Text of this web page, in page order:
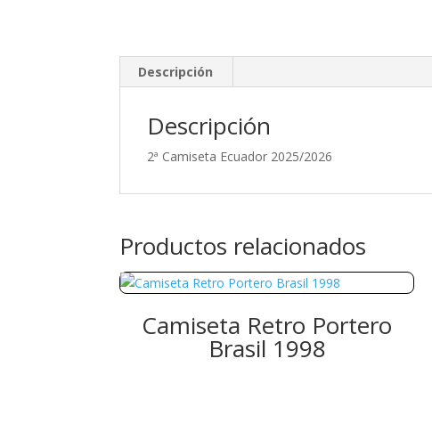
Descripción
Descripción
2ª Camiseta Ecuador 2025/2026
Productos relacionados
Camiseta Retro Portero
Brasil 1998